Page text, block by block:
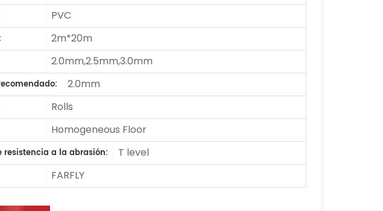
PVC
2m*20m
2.0mm,2.5mm,3.0mm
2.0mm
Rolls
Homogeneous Floor
resistencia a la abrasión: T level
FARFLY